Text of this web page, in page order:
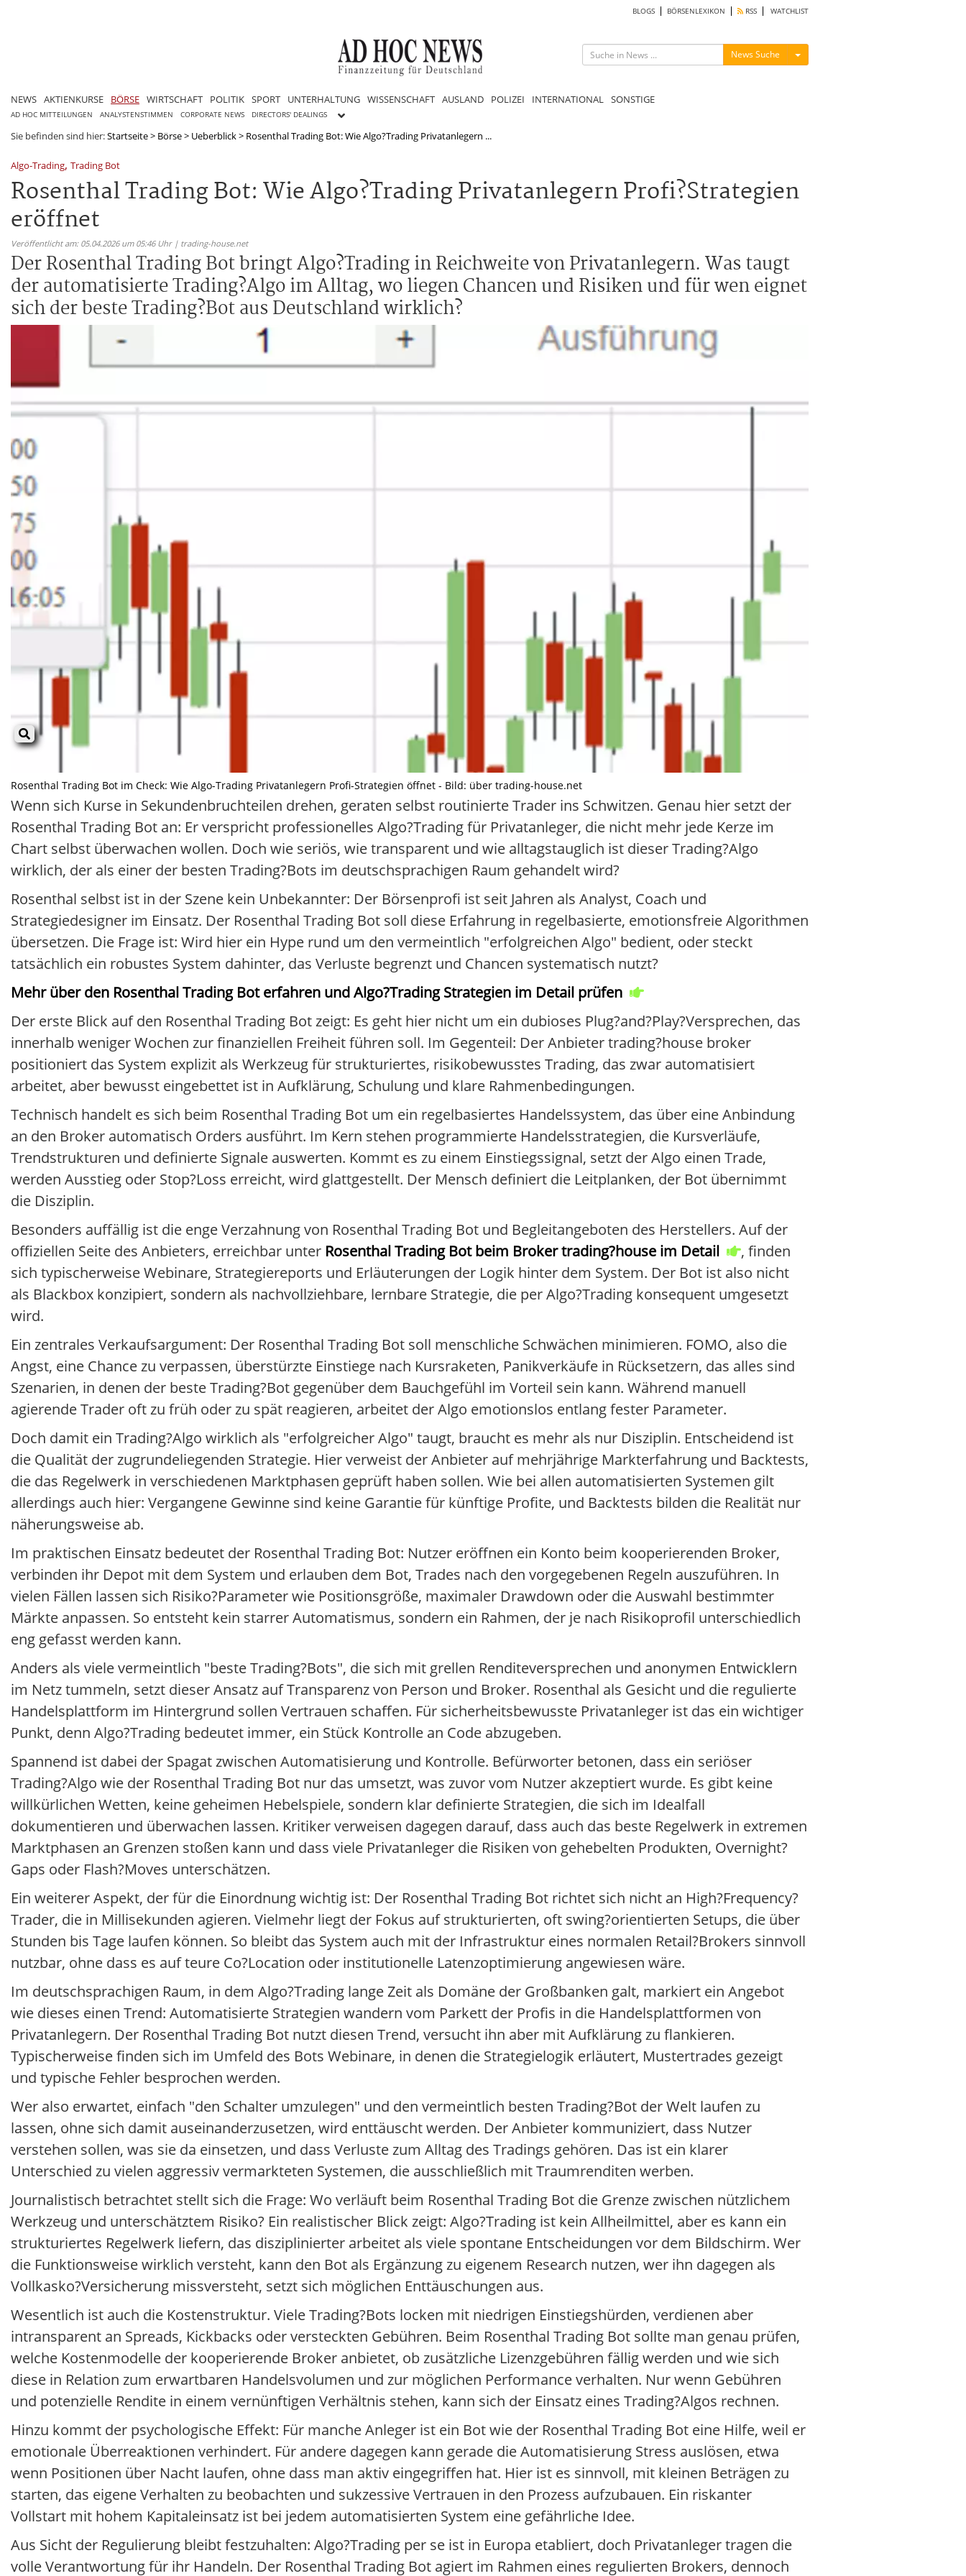
BLOGS BÖRSENLEXIKON RSS WATCHLIST
News Suche Menü ein-/ausblenden
NEWS AKTIENKURSE BÖRSE WIRTSCHAFT POLITIK SPORT UNTERHALTUNG WISSENSCHAFT AUSLAND POLIZEI INTERNATIONAL SONSTIGE
AD HOC MITTEILUNGEN ANALYSTENSTIMMEN CORPORATE NEWS DIRECTORS' DEALINGS
Sie befinden sind hier:Startseite> Börse> Ueberblick> Rosenthal Trading Bot: Wie Algo?Trading Privatanlegern ...
Algo-Trading, Trading Bot
Rosenthal Trading Bot: Wie Algo?Trading Privatanlegern Profi?Strategien
eröffnet
Veröffentlicht am: 05.04.2026 um 05:46 Uhr | trading-house.net
Der Rosenthal Trading Bot bringt Algo?Trading in Reichweite von Privatanlegern. Was taugt
der automatisierte Trading?Algo im Alltag, wo liegen Chancen und Risiken und für wen eignet
sich der beste Trading?Bot aus Deutschland wirklich?
Rosenthal Trading Bot im Check: Wie Algo-Trading Privatanlegern Profi-Strategien öffnet - Bild: über trading-house.net
Wenn sich Kurse in Sekundenbruchteilen drehen, geraten selbst routinierte Trader ins Schwitzen. Genau hier setzt der
Rosenthal Trading Bot an: Er verspricht professionelles Algo?Trading für Privatanleger, die nicht mehr jede Kerze im
Chart selbst überwachen wollen. Doch wie seriös, wie transparent und wie alltagstauglich ist dieser Trading?Algo
wirklich, der als einer der besten Trading?Bots im deutschsprachigen Raum gehandelt wird?
Rosenthal selbst ist in der Szene kein Unbekannter: Der Börsenprofi ist seit Jahren als Analyst, Coach und
Strategiedesigner im Einsatz. Der Rosenthal Trading Bot soll diese Erfahrung in regelbasierte, emotionsfreie Algorithmen
übersetzen. Die Frage ist: Wird hier ein Hype rund um den vermeintlich "erfolgreichen Algo" bedient, oder steckt
tatsächlich ein robustes System dahinter, das Verluste begrenzt und Chancen systematisch nutzt?
Mehr über den Rosenthal Trading Bot erfahren und Algo?Trading Strategien im Detail prüfen
Der erste Blick auf den Rosenthal Trading Bot zeigt: Es geht hier nicht um ein dubioses Plug?and?Play?Versprechen, das
innerhalb weniger Wochen zur finanziellen Freiheit führen soll. Im Gegenteil: Der Anbieter trading?house broker
positioniert das System explizit als Werkzeug für strukturiertes, risikobewusstes Trading, das zwar automatisiert
arbeitet, aber bewusst eingebettet ist in Aufklärung, Schulung und klare Rahmenbedingungen.
Technisch handelt es sich beim Rosenthal Trading Bot um ein regelbasiertes Handelssystem, das über eine Anbindung
an den Broker automatisch Orders ausführt. Im Kern stehen programmierte Handelsstrategien, die Kursverläufe,
Trendstrukturen und definierte Signale auswerten. Kommt es zu einem Einstiegssignal, setzt der Algo einen Trade,
werden Ausstieg oder Stop?Loss erreicht, wird glattgestellt. Der Mensch definiert die Leitplanken, der Bot übernimmt
die Disziplin.
Besonders auffällig ist die enge Verzahnung von Rosenthal Trading Bot und Begleitangeboten des Herstellers. Auf der
offiziellen Seite des Anbieters, erreichbar unter Rosenthal Trading Bot beim Broker trading?house im Detail
, finden
sich typischerweise Webinare, Strategiereports und Erläuterungen der Logik hinter dem System. Der Bot ist also nicht
als Blackbox konzipiert, sondern als nachvollziehbare, lernbare Strategie, die per Algo?Trading konsequent umgesetzt
wird.
Ein zentrales Verkaufsargument: Der Rosenthal Trading Bot soll menschliche Schwächen minimieren. FOMO, also die
Angst, eine Chance zu verpassen, überstürzte Einstiege nach Kursraketen, Panikverkäufe in Rücksetzern, das alles sind
Szenarien, in denen der beste Trading?Bot gegenüber dem Bauchgefühl im Vorteil sein kann. Während manuell
agierende Trader oft zu früh oder zu spät reagieren, arbeitet der Algo emotionslos entlang fester Parameter.
Doch damit ein Trading?Algo wirklich als "erfolgreicher Algo" taugt, braucht es mehr als nur Disziplin. Entscheidend ist
die Qualität der zugrundeliegenden Strategie. Hier verweist der Anbieter auf mehrjährige Markterfahrung und Backtests,
die das Regelwerk in verschiedenen Marktphasen geprüft haben sollen. Wie bei allen automatisierten Systemen gilt
allerdings auch hier: Vergangene Gewinne sind keine Garantie für künftige Profite, und Backtests bilden die Realität nur
näherungsweise ab.
Im praktischen Einsatz bedeutet der Rosenthal Trading Bot: Nutzer eröffnen ein Konto beim kooperierenden Broker,
verbinden ihr Depot mit dem System und erlauben dem Bot, Trades nach den vorgegebenen Regeln auszuführen. In
vielen Fällen lassen sich Risiko?Parameter wie Positionsgröße, maximaler Drawdown oder die Auswahl bestimmter
Märkte anpassen. So entsteht kein starrer Automatismus, sondern ein Rahmen, der je nach Risikoprofil unterschiedlich
eng gefasst werden kann.
Anders als viele vermeintlich "beste Trading?Bots", die sich mit grellen Renditeversprechen und anonymen Entwicklern
im Netz tummeln, setzt dieser Ansatz auf Transparenz von Person und Broker. Rosenthal als Gesicht und die regulierte
Handelsplattform im Hintergrund sollen Vertrauen schaffen. Für sicherheitsbewusste Privatanleger ist das ein wichtiger
Punkt, denn Algo?Trading bedeutet immer, ein Stück Kontrolle an Code abzugeben.
Spannend ist dabei der Spagat zwischen Automatisierung und Kontrolle. Befürworter betonen, dass ein seriöser
Trading?Algo wie der Rosenthal Trading Bot nur das umsetzt, was zuvor vom Nutzer akzeptiert wurde. Es gibt keine
willkürlichen Wetten, keine geheimen Hebelspiele, sondern klar definierte Strategien, die sich im Idealfall
dokumentieren und überwachen lassen. Kritiker verweisen dagegen darauf, dass auch das beste Regelwerk in extremen
Marktphasen an Grenzen stoßen kann und dass viele Privatanleger die Risiken von gehebelten Produkten, Overnight?
Gaps oder Flash?Moves unterschätzen.
Ein weiterer Aspekt, der für die Einordnung wichtig ist: Der Rosenthal Trading Bot richtet sich nicht an High?Frequency?
Trader, die in Millisekunden agieren. Vielmehr liegt der Fokus auf strukturierten, oft swing?orientierten Setups, die über
Stunden bis Tage laufen können. So bleibt das System auch mit der Infrastruktur eines normalen Retail?Brokers sinnvoll
nutzbar, ohne dass es auf teure Co?Location oder institutionelle Latenzoptimierung angewiesen wäre.
Im deutschsprachigen Raum, in dem Algo?Trading lange Zeit als Domäne der Großbanken galt, markiert ein Angebot
wie dieses einen Trend: Automatisierte Strategien wandern vom Parkett der Profis in die Handelsplattformen von
Privatanlegern. Der Rosenthal Trading Bot nutzt diesen Trend, versucht ihn aber mit Aufklärung zu flankieren.
Typischerweise finden sich im Umfeld des Bots Webinare, in denen die Strategielogik erläutert, Mustertrades gezeigt
und typische Fehler besprochen werden.
Wer also erwartet, einfach "den Schalter umzulegen" und den vermeintlich besten Trading?Bot der Welt laufen zu
lassen, ohne sich damit auseinanderzusetzen, wird enttäuscht werden. Der Anbieter kommuniziert, dass Nutzer
verstehen sollen, was sie da einsetzen, und dass Verluste zum Alltag des Tradings gehören. Das ist ein klarer
Unterschied zu vielen aggressiv vermarkteten Systemen, die ausschließlich mit Traumrenditen werben.
Journalistisch betrachtet stellt sich die Frage: Wo verläuft beim Rosenthal Trading Bot die Grenze zwischen nützlichem
Werkzeug und unterschätztem Risiko? Ein realistischer Blick zeigt: Algo?Trading ist kein Allheilmittel, aber es kann ein
strukturiertes Regelwerk liefern, das disziplinierter arbeitet als viele spontane Entscheidungen vor dem Bildschirm. Wer
die Funktionsweise wirklich versteht, kann den Bot als Ergänzung zu eigenem Research nutzen, wer ihn dagegen als
Vollkasko?Versicherung missversteht, setzt sich möglichen Enttäuschungen aus.
Wesentlich ist auch die Kostenstruktur. Viele Trading?Bots locken mit niedrigen Einstiegshürden, verdienen aber
intransparent an Spreads, Kickbacks oder versteckten Gebühren. Beim Rosenthal Trading Bot sollte man genau prüfen,
welche Kostenmodelle der kooperierende Broker anbietet, ob zusätzliche Lizenzgebühren fällig werden und wie sich
diese in Relation zum erwartbaren Handelsvolumen und zur möglichen Performance verhalten. Nur wenn Gebühren
und potenzielle Rendite in einem vernünftigen Verhältnis stehen, kann sich der Einsatz eines Trading?Algos rechnen.
Hinzu kommt der psychologische Effekt: Für manche Anleger ist ein Bot wie der Rosenthal Trading Bot eine Hilfe, weil er
emotionale Überreaktionen verhindert. Für andere dagegen kann gerade die Automatisierung Stress auslösen, etwa
wenn Positionen über Nacht laufen, ohne dass man aktiv eingegriffen hat. Hier ist es sinnvoll, mit kleinen Beträgen zu
starten, das eigene Verhalten zu beobachten und sukzessive Vertrauen in den Prozess aufzubauen. Ein riskanter
Vollstart mit hohem Kapitaleinsatz ist bei jedem automatisierten System eine gefährliche Idee.
Aus Sicht der Regulierung bleibt festzuhalten: Algo?Trading per se ist in Europa etabliert, doch Privatanleger tragen die
volle Verantwortung für ihr Handeln. Der Rosenthal Trading Bot agiert im Rahmen eines regulierten Brokers, dennoch